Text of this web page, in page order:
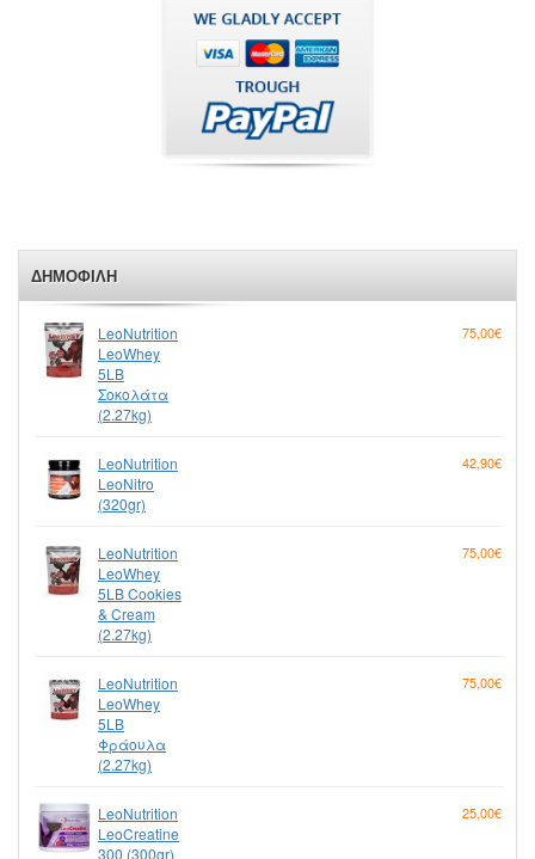
ΔΗΜΟΦΙΛΉ
LeoNutrition
LeoWhey
5LB
Σοκολάτα
(2.27kg)
75,00€
LeoNutrition
LeoNitro
(320gr)
42,90€
LeoNutrition
LeoWhey
5LB Cookies
& Cream
(2.27kg)
75,00€
LeoNutrition
LeoWhey
5LB
Φράουλα
(2.27kg)
75,00€
LeoNutrition
LeoCreatine
300 (300gr)
25,00€